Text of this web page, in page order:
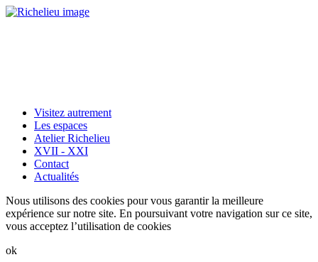
Visitez autrement
Les espaces
Atelier Richelieu
XVII - XXI
Contact
Actualités
Nous utilisons des cookies pour vous garantir la meilleure
expérience sur notre site. En poursuivant votre navigation sur ce site,
vous acceptez l’utilisation de cookies
ok